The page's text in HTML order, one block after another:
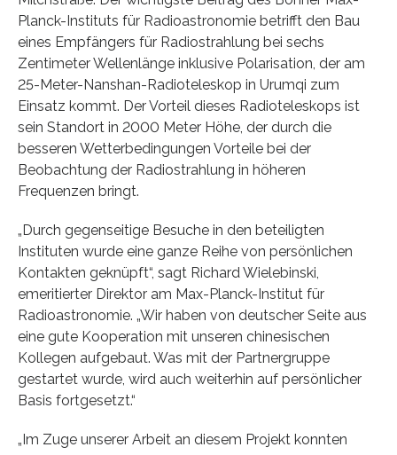
Planck-Instituts für Radioastronomie betrifft den Bau
eines Empfängers für Radiostrahlung bei sechs
Zentimeter Wellenlänge inklusive Polarisation, der am
25-Meter-Nanshan-Radioteleskop in Urumqi zum
Einsatz kommt. Der Vorteil dieses Radioteleskops ist
sein Standort in 2000 Meter Höhe, der durch die
besseren Wetterbedingungen Vorteile bei der
Beobachtung der Radiostrahlung in höheren
Frequenzen bringt.
„Durch gegenseitige Besuche in den beteiligten
Instituten wurde eine ganze Reihe von persönlichen
Kontakten geknüpft“, sagt Richard Wielebinski,
emeritierter Direktor am Max-Planck-Institut für
Radioastronomie. „Wir haben von deutscher Seite aus
eine gute Kooperation mit unseren chinesischen
Kollegen aufgebaut. Was mit der Partnergruppe
gestartet wurde, wird auch weiterhin auf persönlicher
Basis fortgesetzt.“
„Im Zuge unserer Arbeit an diesem Projekt konnten